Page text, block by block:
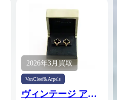
2026年3月買取
VanCleef&Arpels
ヴィンテージ アル